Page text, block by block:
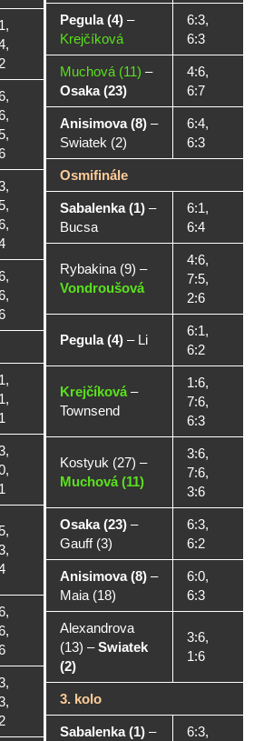
Pegula (4) –
Krejčíková
6:3,
6:3
Muchová (11) –
Osaka (23)
4:6,
6:7
Anisimova (8) –
Swiatek (2)
6:4,
6:3
Osmifinále
Sabalenka (1) –
Bucsa
6:1,
6:4
Rybakina (9) –
Vondroušová
4:6,
7:5,
2:6
Pegula (4) – Li
6:1,
6:2
Krejčíková –
Townsend
1:6,
7:6,
6:3
Kostyuk (27) –
Muchová (11)
3:6,
7:6,
3:6
Osaka (23) –
Gauff (3)
6:3,
6:2
Anisimova (8) –
Maia (18)
6:0,
6:3
Alexandrova
(13) –Swiatek
(2)
3:6,
1:6
3. kolo
Sabalenka (1) –
6:3,